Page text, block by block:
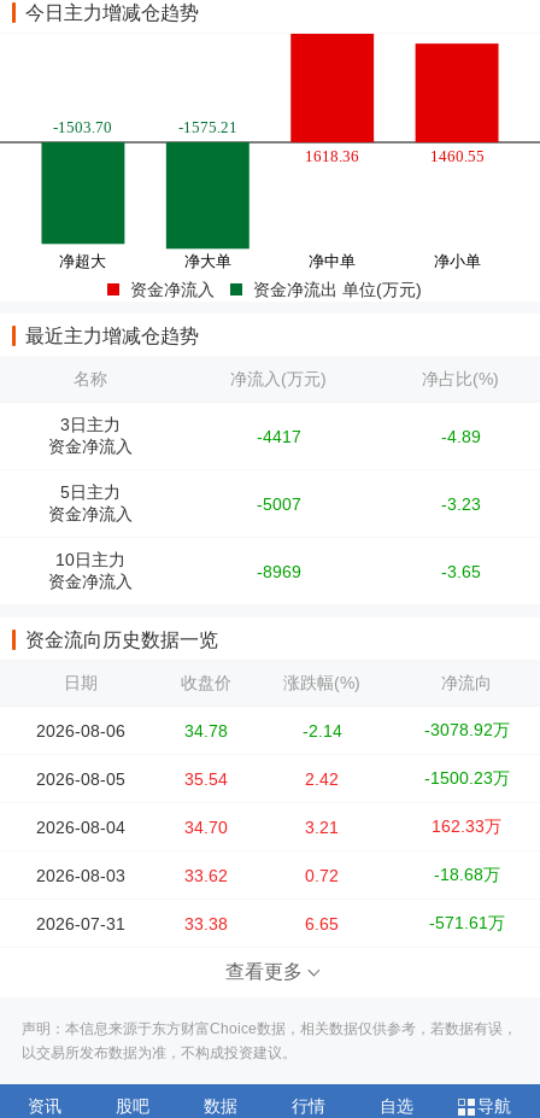
今日主力增减仓趋势
资金净流入 资金净流出 单位(万元)
最近主力增减仓趋势
名称 净流入(万元) 净占比(%)
3日主力
资金净流入
-4417 -4.89
5日主力
资金净流入
-5007 -3.23
10日主力
资金净流入
-8969 -3.65
资金流向历史数据一览
日期 收盘价 涨跌幅(%) 净流向
2026-08-06 34.78 -2.14 -3078.92万
2026-08-05 35.54 2.42 -1500.23万
2026-08-04 34.70 3.21 162.33万
2026-08-03 33.62 0.72 -18.68万
2026-07-31 33.38 6.65 -571.61万
查看更多
声明：本信息来源于东方财富Choice数据，相关数据仅供参考，若数据有误，
以交易所发布数据为准，不构成投资建议。
资讯 股吧 数据 行情 自选 导航